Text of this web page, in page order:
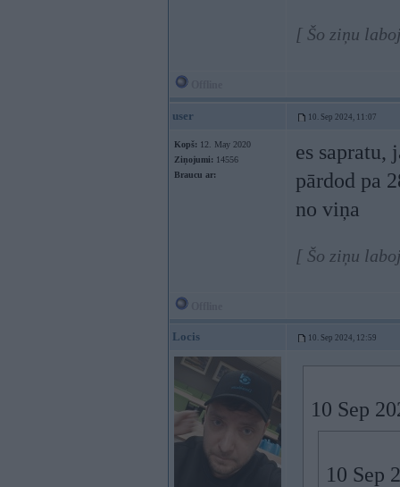
[ Šo ziņu
user 10. Sep 2024, 11:07
Kopš: 12. May 2020
Ziņojumi: 14556
Braucu ar:
es sapratu,
pārdod pa
no viņa
[ Šo ziņu
Locis 10. Sep 2024, 12:59
10 Sep
10 Sep